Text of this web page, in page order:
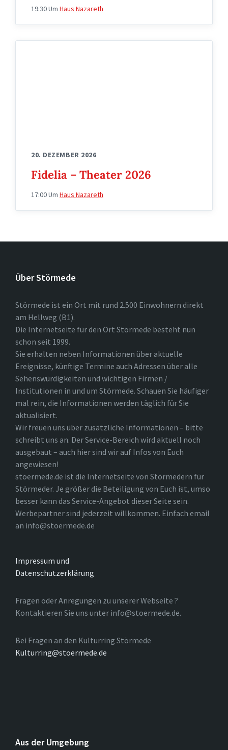
19:30Um Haus Nazareth
20. DEZEMBER 2026
Fidelia – Theater 2026
17:00Um Haus Nazareth
Über Störmede
Störmede ist ein Ort mit rund 2.500 Einwohnern direkt
am Hellweg (B1).
Die Internetseite für den Ort Störmede besteht nun
schon seit 1999.
Sie erhalten neben Informationen über aktuelle
Ereignisse, künftige Termine auch Adressen über alle
Sehenswürdigkeiten und wichtigen Firmen /
Institutionen in und um Störmede. Schauen Sie häufiger
mal rein, die Informationen werden täglich für Sie
aktualisiert.
Wir freuen uns über zusätzliche Informationen – bitte
schreibt uns an. Der Service-Bereich wird aktuell noch
ausgebaut – auch hier sind wir auf Infos von Euch
angewiesen!
stoermede.de ist die Internetseite von Störmedern für
Störmeder. Je größer die Beteiligung von Euch ist, umso
besser kann das Service-Angebot dieser Seite sein.
Werbepartner sind jederzeit willkommen. Einfach email
an info@stoermede.de
Impressum und
Datenschutzerklärung
Fragen oder Anregungen zu unserer Webseite ?
Kontaktieren Sie uns unter info@stoermede.de.
Bei Fragen an den Kulturring Störmede
Kulturring@stoermede.de
Aus der Umgebung